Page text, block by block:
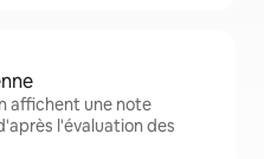
affichent une note
l'évaluation des